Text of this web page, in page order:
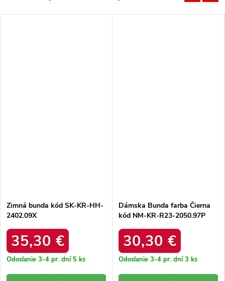
Zimná bunda kód SK-KR-HH-
2402.09X
35,30 €
Odoslanie 3-4 pr. dní 5 ks
Dámska Bunda farba Čierna
kód NM-KR-R23-2050.97P
30,30 €
Odoslanie 3-4 pr. dní3 ks